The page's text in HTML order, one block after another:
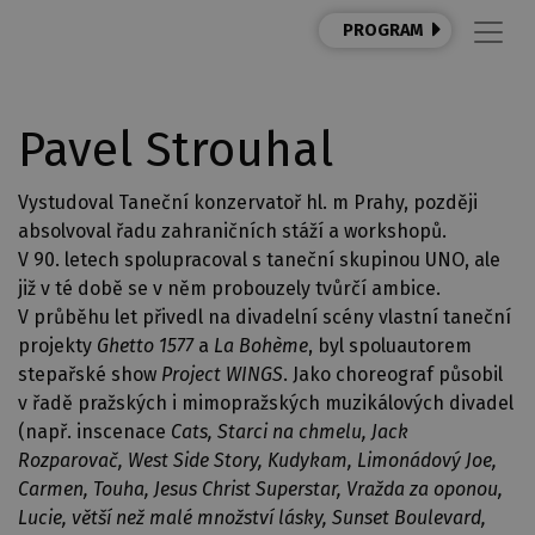
PROGRAM
Pavel Strouhal
Vystudoval Taneční konzervatoř hl. m Prahy, později
absolvoval řadu zahraničních stáží a workshopů.
V 90. letech spolupracoval s taneční skupinou UNO, ale
již v té době se v něm probouzely tvůrčí ambice.
V průběhu let přivedl na divadelní scény vlastní taneční
projekty Ghetto 1577a La Bohème, byl spoluautorem
stepařské show Project WINGS. Jako choreograf působil
v řadě pražských i mimopražských muzikálových divadel
(např. inscenace Cats, Starci na chmelu, Jack
Rozparovač, West Side Story, Kudykam, Limonádový Joe,
Carmen, Touha, Jesus Christ Superstar, Vražda za oponou,
Lucie, větší než malé množství lásky, Sunset Boulevard,